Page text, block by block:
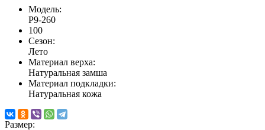
Модель:
P9-260
100
Сезон:
Лето
Материал верха:
Натуральная замша
Материал подкладки:
Натуральная кожа
Размер: